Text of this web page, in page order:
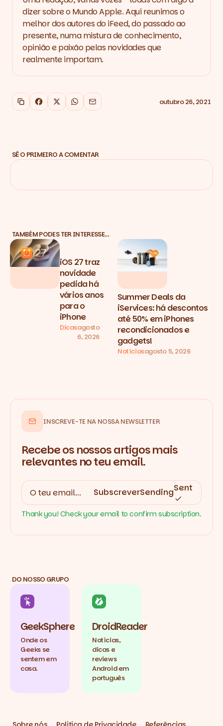
dizer sobre o Mundo Apple. Aqui reunimos o
melhor dos autores do iFeed, do passado ao
presente, numa mistura de conhecimento,
opinião e paixão pelas novidades que
realmente importam.
Copiar link
Facebook
X WhatsApp
Email outubro 26, 2021
SÊ O PRIMEIRO A COMENTAR
TAMBÉM PODES TER INTERESSE…
iOS 27 traz
novidade
pedida há
vários anos
para o
iPhone
Dicasagosto
6, 2026
Summer Deals da
iServices: há descontos
até 50% em iPhones
recondicionados e
gadgets!
Notíciasagosto 5, 2026
INSCREVE-TE NA NOSSA NEWSLETTER
Recebe os nossos artigos mais
relevantes no teu email.
SubscreverSendingSent
Thank you! Check your email to confirm subscription.
DO NOSSO GRUPO
GeekSphere
Onde os
Geeks se
sentem em
casa.
DroidReader
Notícias,
dicas e
reviews
Android em
português